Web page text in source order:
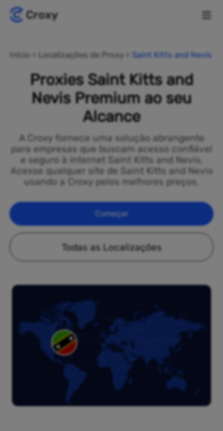
Início Localizações de Proxy Saint Kitts and Nevis
Proxies Saint Kitts and
Nevis Premium ao seu
Alcance
A Croxy fornece uma solução abrangente
para empresas que buscam acesso confiável
e seguro à internet Saint Kitts and Nevis.
Acesse qualquer site de Saint Kitts and Nevis
usando a Croxy pelos melhores preços.
Começar
Todas as Localizações